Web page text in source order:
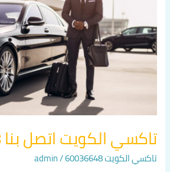
تاكسي الكويت اتصل بنا 60036648
تاكسي الكويت 60036648 /
admin
60036648